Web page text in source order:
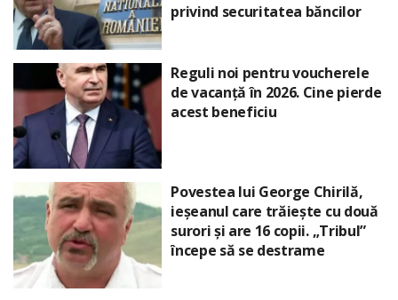
privind securitatea băncilor
Reguli noi pentru voucherele
de vacanță în 2026. Cine pierde
acest beneficiu
Povestea lui George Chirilă,
ieșeanul care trăiește cu două
surori și are 16 copii. „Tribul”
începe să se destrame